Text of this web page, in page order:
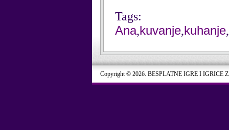
Tags:
Ana,kuvanje,kuhanje,
Copyright © 2026. BESPLATNE IGRE I IGRICE